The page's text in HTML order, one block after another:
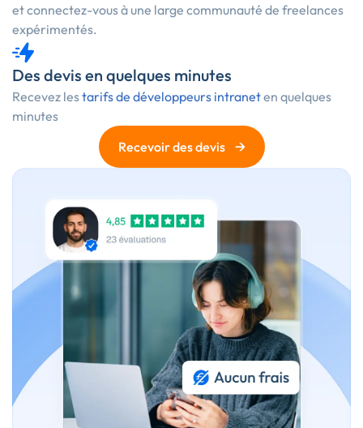
et connectez-vous à une large communauté de freelances
expérimentés.
Des devis en quelques minutes
Recevez lestarifs de développeurs intraneten quelques
minutes
Recevoir des devis
→